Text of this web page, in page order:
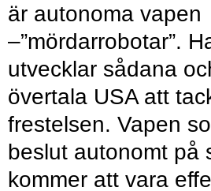
är autonoma vapen
–”mördarrobotar”.
utvecklar sådana
övertala USA att
frestelsen. Vapen
beslut autonomt på
kommer att vara